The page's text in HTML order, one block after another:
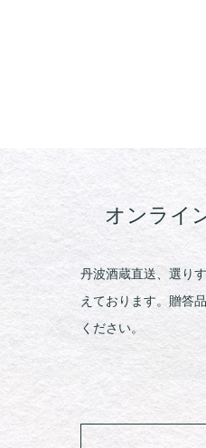
オンライ
丹波酒蔵直送、選り
えております。贈答
ください。